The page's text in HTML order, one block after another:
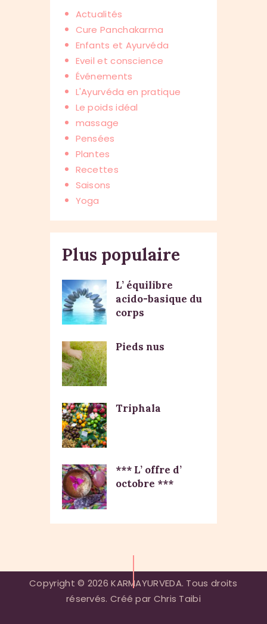
Actualités
Cure Panchakarma
Enfants et Ayurvéda
Eveil et conscience
Événements
L'Ayurvéda en pratique
Le poids idéal
massage
Pensées
Plantes
Recettes
Saisons
Yoga
Plus populaire
L’ équilibre
acido-basique du
corps
Pieds nus
Triphala
*** L’ offre d’
octobre ***
Copyright © 2026 KARMAYURVEDA. Tous droits
réservés. Créé par Chris Taibi